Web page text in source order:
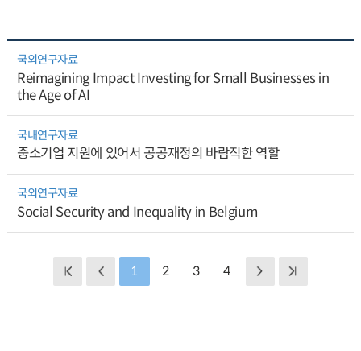
국외연구자료
Reimagining Impact Investing for Small Businesses in
the Age of AI
국내연구자료
중소기업 지원에 있어서 공공재정의 바람직한 역할
국외연구자료
Social Security and Inequality in Belgium
1 2 3 4